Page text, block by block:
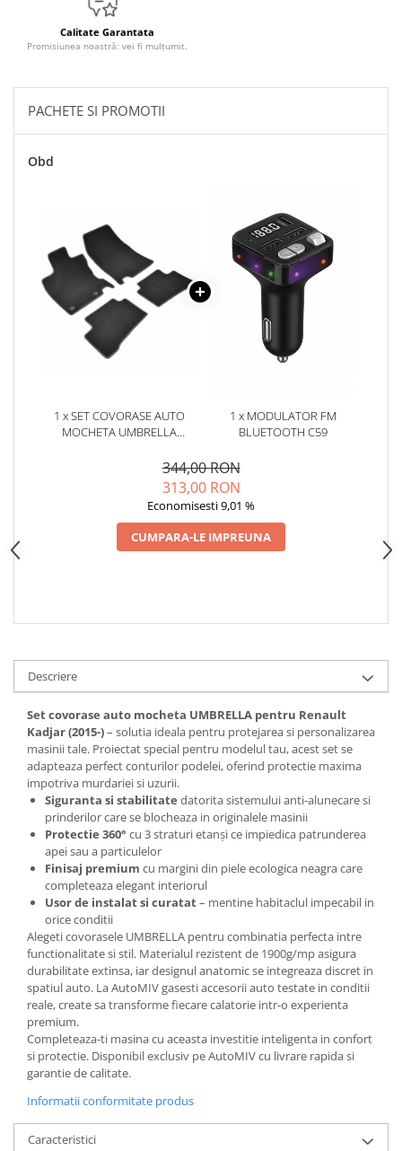
Accesorii LED
Piese Caroserie
Oglinzi
Accesorii Camioane
Lampi si Proiectoare Camion
Marcaje si Echipamente de
Siguranta
Accesorii Cabina Camion
Echipamente Electrice si
Uleiuri si Lichide Auto
Aditivi DPF, Sistem Racire si
Servodirectie
Antigel
Curatare si Detailing Interior
Vopsitorie, Chituri si Adezivi
Curatare si Detailing Exterior
Articole Auto Sezoniere
Produse de Iarna
Cabluri Pornire
Produse de Vara
Calitate Garantata
Promisiunea noastră: vei fi mulțumit.
PACHETE SI PROMOTII
Obd
1 x SET COVORASE AUTO
MOCHETA UMBRELLA
1 x MODULATOR FM
BLUETOOTH C59
344,00 RON
313,00 RON
Economisesti 9,01 %
CUMPARA-LE IMPREUNA
Descriere
Set covorase auto mocheta UMBRELLA pentru Renault
Kadjar (2015-)– solutia ideala pentru protejarea si personalizarea
masinii tale. Proiectat special pentru modelul tau, acest set se
adapteaza perfect conturilor podelei, oferind protectie maxima
impotriva murdariei si uzurii.
Siguranta si stabilitate datorita sistemului anti-alunecare si
prinderilor care se blocheaza in originalele masinii
Protectie 360° cu 3 straturi etanși ce impiedica patrunderea
apei sau a particulelor
Finisaj premium cu margini din piele ecologica neagra care
completeaza elegant interiorul
Usor de instalat si curatat– mentine habitaclul impecabil in
orice conditii
Alegeti covorasele UMBRELLA pentru combinatia perfecta intre
functionalitate si stil. Materialul rezistent de 1900g/mp asigura
durabilitate extinsa, iar designul anatomic se integreaza discret in
spatiul auto. La AutoMIV gasesti accesorii auto testate in conditii
reale, create sa transforme fiecare calatorie intr-o experienta
premium.
Completeaza-ti masina cu aceasta investitie inteligenta in confort
si protectie. Disponibil exclusiv pe AutoMIV cu livrare rapida si
garantie de calitate.
Informatii conformitate produs
Caracteristici